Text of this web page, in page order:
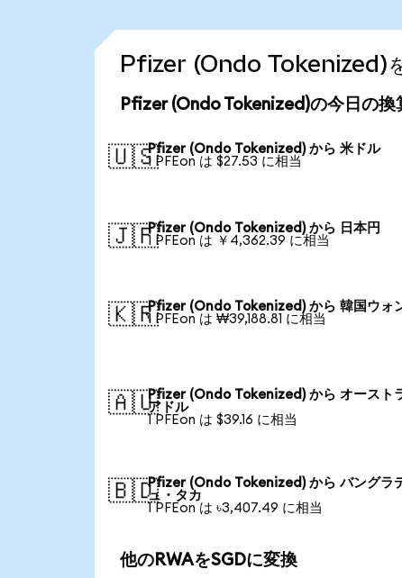
Pfizer (Ondo Tokenized)を
Pfizer (Ondo Tokenized)の今日の換
🇺🇸Pfizer (Ondo Tokenized) から 米ドル
1 PFEon は $27.53 に相当
🇯🇵Pfizer (Ondo Tokenized) から 日本円
1 PFEon は ￥4,362.39 に相当
🇰🇷Pfizer (Ondo Tokenized) から 韓国ウォ
1 PFEon は ₩39,188.81 に相当
🇦🇺Pfizer (Ondo Tokenized) から オースト
アドル
1 PFEon は $39.16 に相当
🇧🇩Pfizer (Ondo Tokenized) から バングラ
ュ・タカ
1 PFEon は ৳3,407.49 に相当
他のRWAをSGDに変換